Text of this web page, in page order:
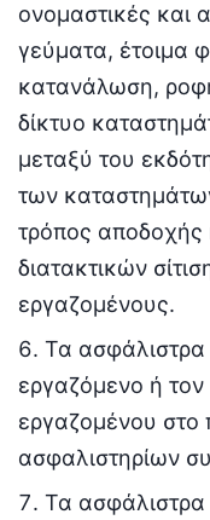
ονομαστικές και
γεύματα, έτοιμα
κατανάλωση,
δίκτυο
μεταξύ του
των
τρόπος
διατακτικών
εργαζομένους.
Τα
εργαζόμενο ή
εργαζομένου στο
ασφαλιστηρίων
Τα